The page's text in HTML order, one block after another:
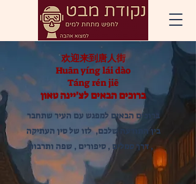
欢迎来到唐人街
Huān yíng lái dào
Táng rén jiē
ברוכים הבאים לצ'יינה טאון
ברוכים הבאים למפגש עם העיר שתחבר
בין התודעה שלכם, לזו של סין העתיקה
, דרך סמלים , סיפורים , שפה ותרבות